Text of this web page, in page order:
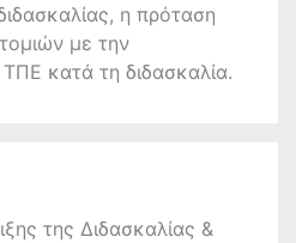
η πρόταση
με την
κατά τη διδασκαλία.
της Διδασκαλίας &